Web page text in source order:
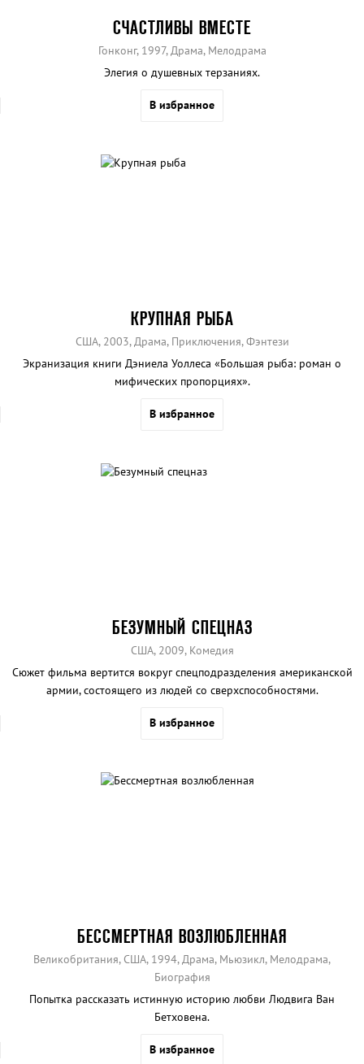
СЧАСТЛИВЫ ВМЕСТЕ
Гонконг, 1997, Драма, Мелодрама
Элегия о душевных терзаниях.
В избранное
КРУПНАЯ РЫБА
США, 2003, Драма, Приключения, Фэнтези
Экранизация книги Дэниела Уоллеса «Большая рыба: роман о
мифических пропорциях».
В избранное
БЕЗУМНЫЙ СПЕЦНАЗ
США, 2009, Комедия
Сюжет фильма вертится вокруг спецподразделения американской
армии, состоящего из людей со сверхспособностями.
В избранное
БЕССМЕРТНАЯ ВОЗЛЮБЛЕННАЯ
Великобритания, США, 1994, Драма, Мьюзикл, Мелодрама,
Биография
Попытка рассказать истинную историю любви Людвига Ван
Бетховена.
В избранное